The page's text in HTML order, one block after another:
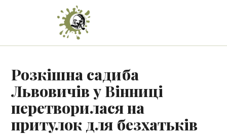
Розкішна садиба
Львовичів у Вінниці
перетворилася на
притулок для безхатьків